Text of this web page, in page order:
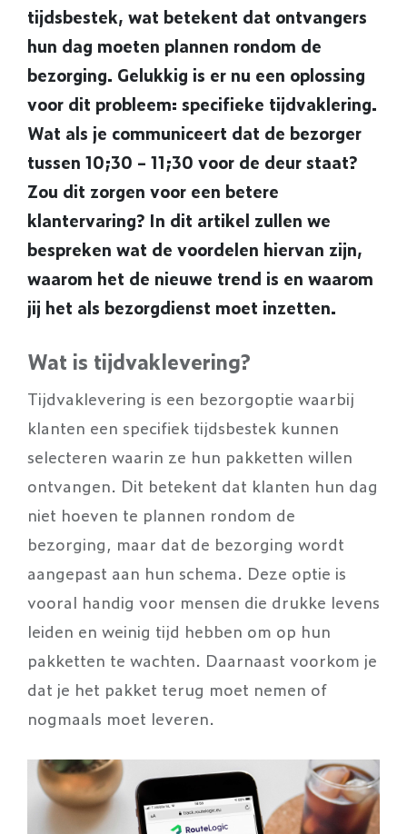
tijdsbestek, wat betekent dat ontvangers
hun dag moeten plannen rondom de
bezorging. Gelukkig is er nu een oplossing
voor dit probleem: specifieke tijdvaklering.
Wat als je communiceert dat de bezorger
tussen 10;30 – 11;30 voor de deur staat?
Zou dit zorgen voor een betere
klantervaring? In dit artikel zullen we
bespreken wat de voordelen hiervan zijn,
waarom het de nieuwe trend is en waarom
jij het als bezorgdienst moet inzetten.
Wat is tijdvaklevering?
Tijdvaklevering is een bezorgoptie waarbij
klanten een specifiek tijdsbestek kunnen
selecteren waarin ze hun pakketten willen
ontvangen. Dit betekent dat klanten hun dag
niet hoeven te plannen rondom de
bezorging, maar dat de bezorging wordt
aangepast aan hun schema. Deze optie is
vooral handig voor mensen die drukke levens
leiden en weinig tijd hebben om op hun
pakketten te wachten. Daarnaast voorkom je
dat je het pakket terug moet nemen of
nogmaals moet leveren.